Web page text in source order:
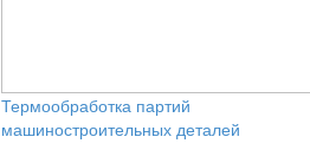
Термообработка партий
машиностроительных деталей